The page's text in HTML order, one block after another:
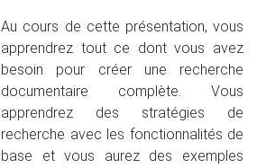
Au cours de cette présentation, vous
apprendrez tout ce dont vous avez
besoin pour créer une recherche
documentaire complète. Vous
apprendrez des stratégies de
recherche avec les fonctionnalités de
base et vous aurez des exemples